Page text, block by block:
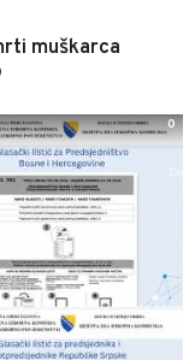
muškarca
0